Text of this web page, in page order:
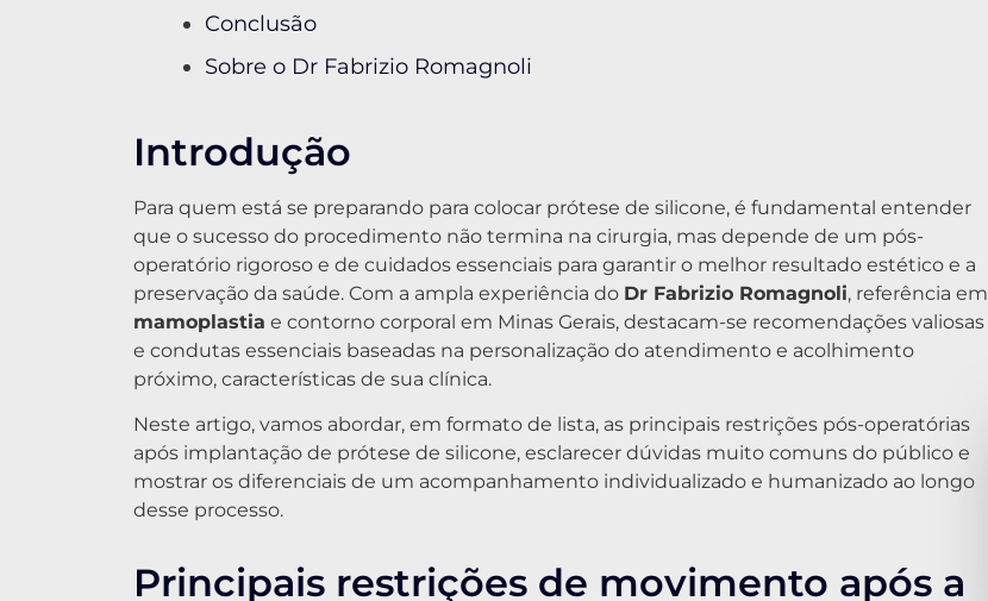
Conclusão
Sobre o Dr Fabrizio Romagnoli
Introdução
Para quem está se preparando para colocar prótese de silicone, é fundamental entender
que o sucesso do procedimento não termina na cirurgia, mas depende de um pós-
operatório rigoroso e de cuidados essenciais para garantir o melhor resultado estético e a
preservação da saúde. Com a ampla experiência do Dr Fabrizio Romagnoli, referência em
mamoplastia e contorno corporal em Minas Gerais, destacam-se recomendações valiosas
e condutas essenciais baseadas na personalização do atendimento e acolhimento
próximo, características de sua clínica.
Neste artigo, vamos abordar, em formato de lista, as principais restrições pós-operatórias
após implantação de prótese de silicone, esclarecer dúvidas muito comuns do público e
mostrar os diferenciais de um acompanhamento individualizado e humanizado ao longo
desse processo.
Principais restrições de movimento após a